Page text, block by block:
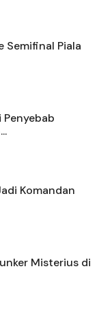
Semifinal Piala
Komandan
Misterius di